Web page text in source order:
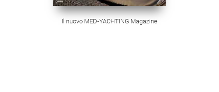
Il nuovo MED-YACHTING Magazine